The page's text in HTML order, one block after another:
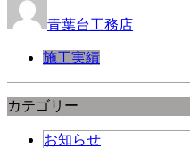
青葉台工務店
施工実績
カテゴリー
お知らせ